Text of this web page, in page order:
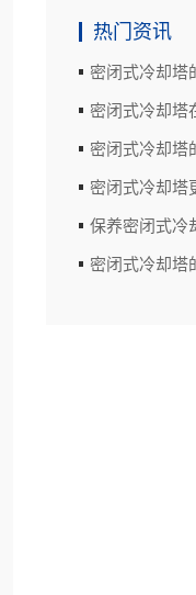
热门资讯
密闭式冷却塔
密闭式冷却塔
密闭式冷却塔
密闭式冷却塔
保养密闭式冷
密闭式冷却塔